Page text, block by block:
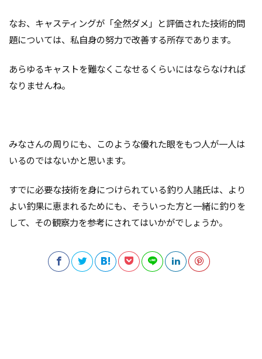
なお、キャスティングが「全然ダメ」と評価された技術的問
題については、私自身の努力で改善する所存であります。
あらゆるキャストを難なくこなせるくらいにはならなければ
なりませんね。
みなさんの周りにも、このような優れた眼をもつ人が一人は
いるのではないかと思います。
すでに必要な技術を身につけられている釣り人諸氏は、より
よい釣果に恵まれるためにも、そういった方と一緒に釣りを
して、その観察力を参考にされてはいかがでしょうか。